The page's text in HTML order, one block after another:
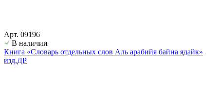
Арт. 09196
В наличии
Книга «Словарь отдельных слов Аль арабийя байна ядайк»
изд.ДР